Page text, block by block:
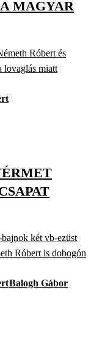
MAGYAR
Róbert és
lovaglás miatt
két vb-ezüst
Róbert is dobogón
Balogh Gábor